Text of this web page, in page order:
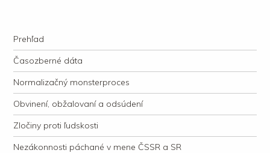
justície
Navigation
Skip to content
Prehľad
Časozberné dáta
Normalizačný monsterproces
Obvinení, obžalovaní a odsúdení
Zločiny proti ľudskosti
Nezákonnosti páchané v mene ČSSR a SR